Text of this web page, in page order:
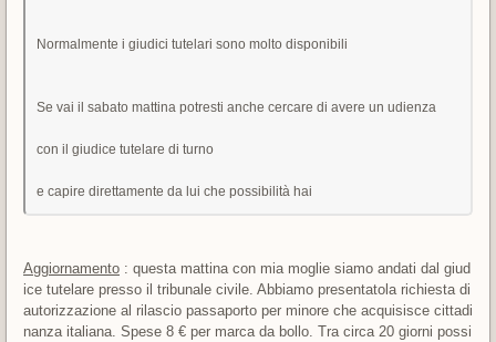
Normalmente i giudici tutelari sono molto disponibili
Se vai il sabato mattina potresti anche cercare di avere un udienza
con il giudice tutelare di turno
e capire direttamente da lui che possibilità hai
Aggiornamento : questa mattina con mia moglie siamo andati dal giud
ice tutelare presso il tribunale civile. Abbiamo presentatola richiesta di
autorizzazione al rilascio passaporto per minore che acquisisce cittadi
nanza italiana. Spese 8 € per marca da bollo. Tra circa 20 giorni possi